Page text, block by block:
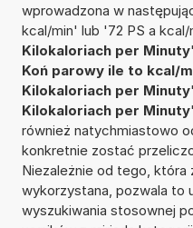
wprowadzona w
kcal/min' lub '72 PS a kcal/
Kilokaloriach per Minuty
Koń parowy ile to kcal/
Kilokaloriach per Minuty
Kilokaloriach per Minuty
również natychmiastowo
konkretnie zostać
Niezależnie od tego,
wykorzystana, pozwala to
wyszukiwania stosownej